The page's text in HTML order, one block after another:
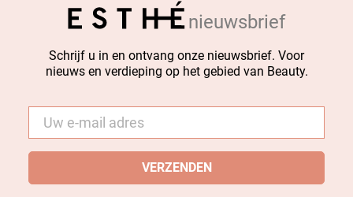
nieuwsbrief
Schrijf u in en ontvang onze nieuwsbrief. Voor
nieuws en verdieping op het gebied van Beauty.
mail *